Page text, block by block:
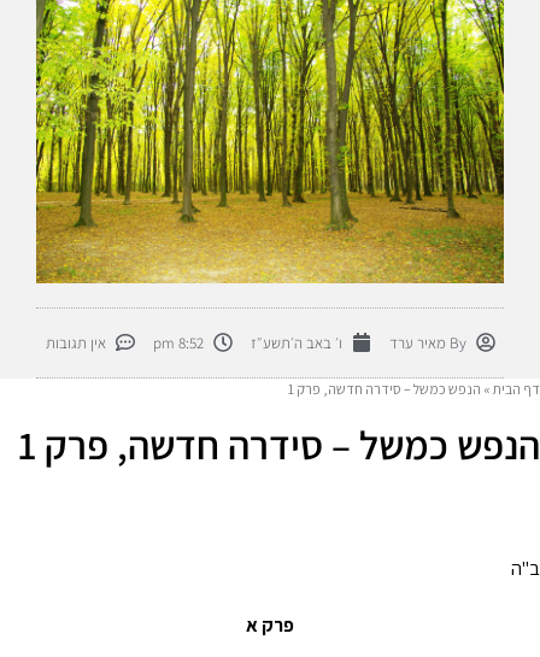
By מאיר ערד ו׳ באב ה׳תשע״ז 8:52 pm אין תגובות
דף הבית » הנפש כמשל – סידרה חדשה, פרק 1
הנפש כמשל – סידרה חדשה, פרק 1
ב"ה
פרק א